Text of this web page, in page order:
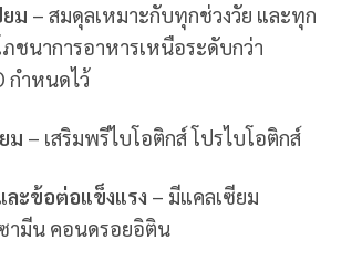
ม – สมดุลเหมาะกับทุกช่วงวัย และทุก
ชนาการอาหารเหนือระดับกว่า
กำหนดไว้
ม – เสริมพรีไบโอติกส์ โปรไบโอติกส์
ะข้อต่อแข็งแรง – มีแคลเซียม
ามีน คอนดรอยอิติน